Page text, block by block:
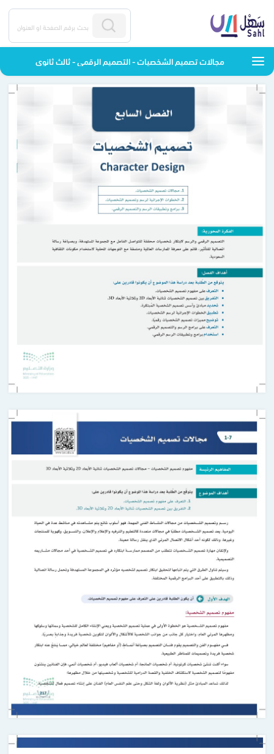
مجالات تصميم الشخصيات - التصميم الرقمي - ثالث ثانوي